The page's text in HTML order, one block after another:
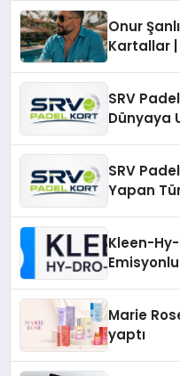
Onur
Kartallar |
SRV
Dünyaya
SRV
Yapan
Kleen-Hy-
Marie
yaptı